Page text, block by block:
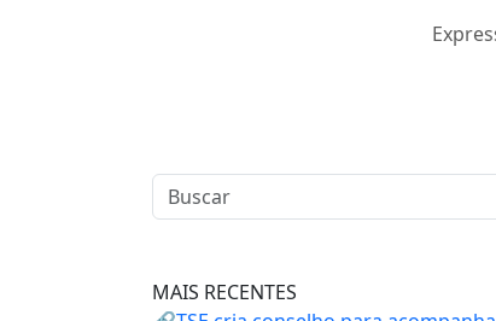
MAIS RECENTES